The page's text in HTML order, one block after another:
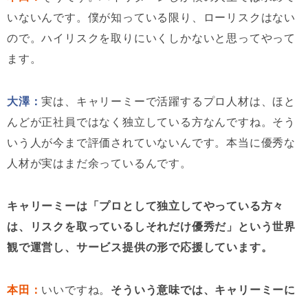
いないんです。僕が知っている限り、ローリスクはない
ので。ハイリスクを取りにいくしかないと思ってやって
ます。
大澤：実は、キャリーミーで活躍するプロ人材は、ほと
んどが正社員ではなく独立している方なんですね。そう
いう人が今まで評価されていないんです。本当に優秀な
人材が実はまだ余っているんです。
キャリーミーは「プロとして独立してやっている方々
は、リスクを取っているしそれだけ優秀だ」という世界
観で運営し、サービス提供の形で応援しています。
本田： いいですね。 そういう意味では、キャリーミーに